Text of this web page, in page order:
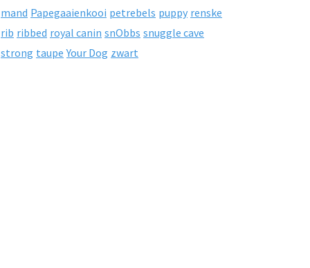
mand Papegaaienkooi petrebels puppy renske
rib ribbed royal canin snObbs snuggle cave
strong taupe Your Dog zwart